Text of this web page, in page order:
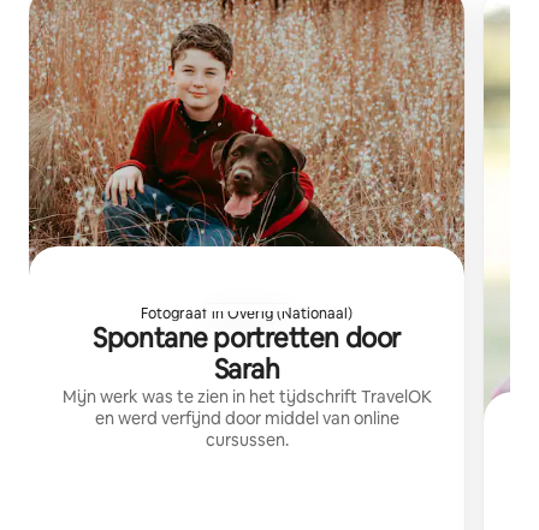
Fotograaf in Overig (Nationaal)
Spontane portretten door
Sarah
Mijn werk was te zien in het tijdschrift TravelOK
en werd verfijnd door middel van online
cursussen.